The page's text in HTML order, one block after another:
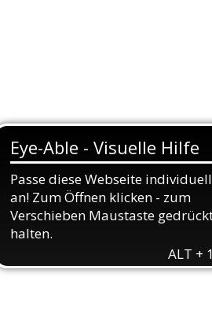
die wir Ihnen hiermit erläutern wollen.